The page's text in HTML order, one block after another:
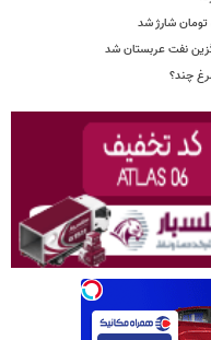
نفت عربستان شد
چند؟